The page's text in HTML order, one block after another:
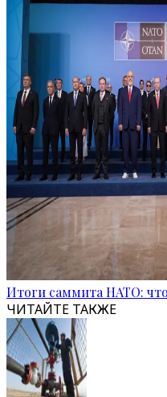
Итоги саммита НАТО:
ЧИТАЙТЕ ТАКЖЕ